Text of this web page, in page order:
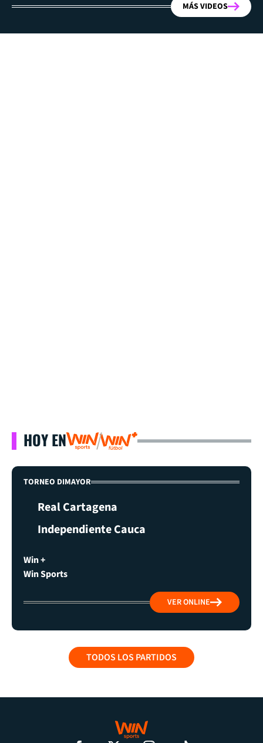
MÁS VIDEOS
HOY EN
TORNEO DIMAYOR
Real Cartagena
Independiente Cauca
Win +
Win Sports
VER ONLINE
TODOS LOS PARTIDOS